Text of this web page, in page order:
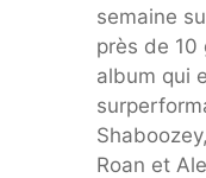
semaine
près de 10
album qui
Roan et